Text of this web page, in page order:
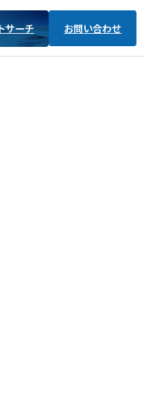
サーチ お問い合わせ